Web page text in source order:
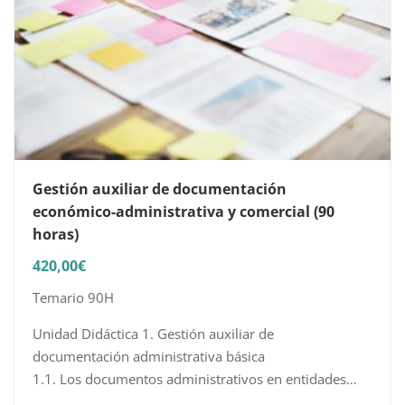
Gestión auxiliar de documentación
económico-administrativa y comercial (90
horas)
420,00€
Temario 90H
Unidad Didáctica 1. Gestión auxiliar de
documentación administrativa básica
1.1. Los documentos administrativos en entidades